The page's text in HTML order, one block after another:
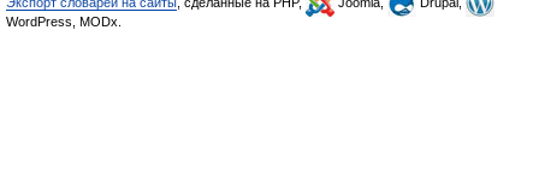
WordPress, MODx.